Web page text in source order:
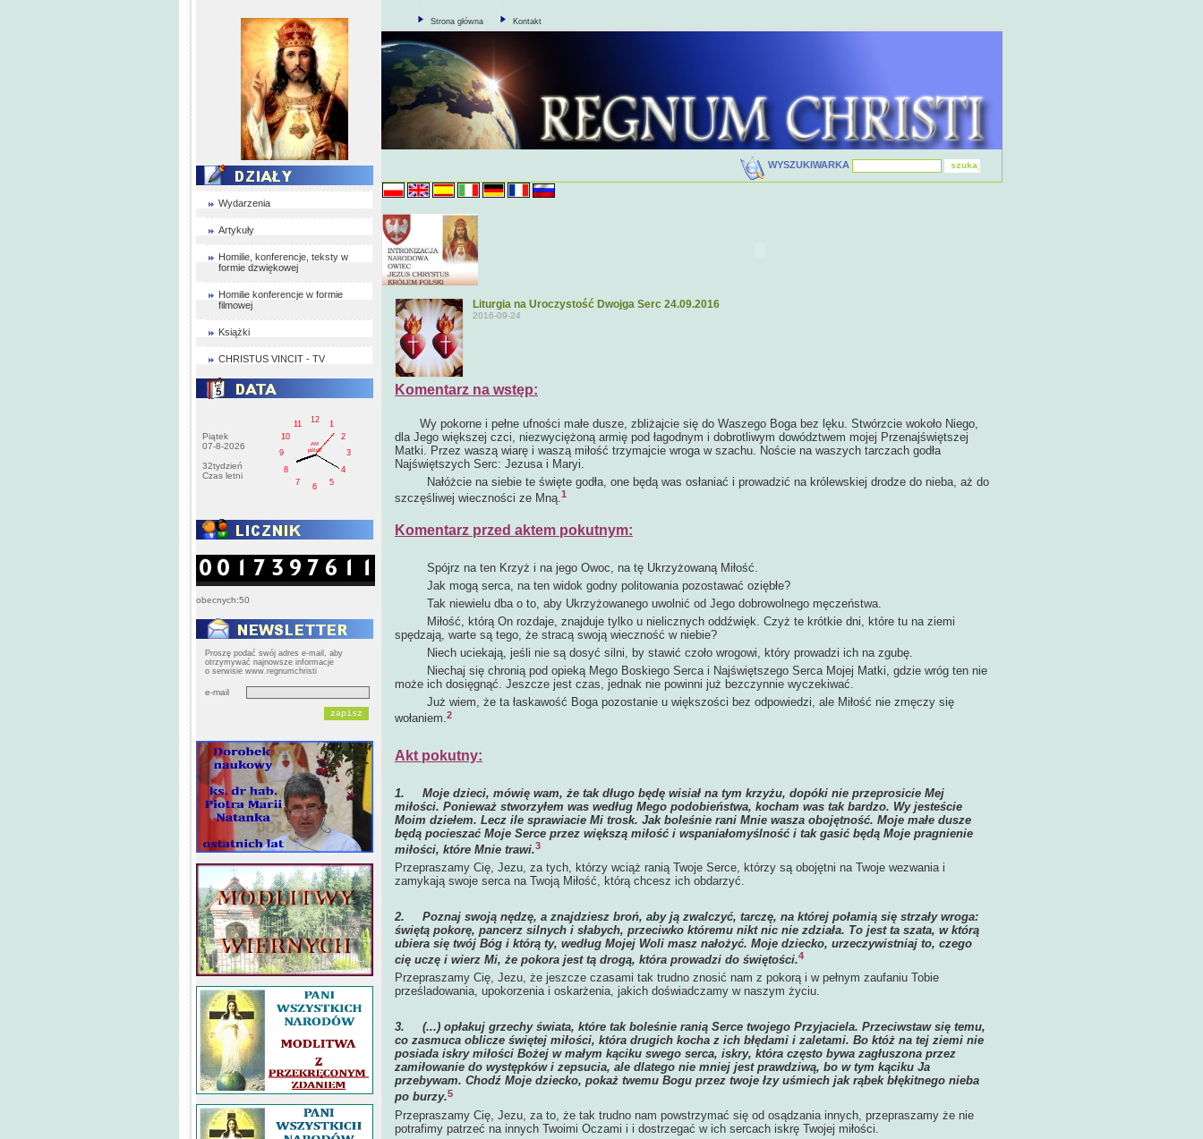
Wydarzenia
Artykuły
Homilie, konferencje, teksty w
formie dzwiękowej
Homilie konferencje w formie
filmowej
Książki
CHRISTUS VINCIT - TV
Piątek
07-8-2026
32tydzień
Czas letni
1
2
3
4
5
6
7
8
9
10
11
12
AM
pištek
obecnych:50
Proszę podać swój adres e-mail, aby
otrzymywać najnowsze informacje
o serwisie www.regnumchristi
e-mail
Strona główna Kontakt
WYSZUKIWARKA
Liturgia na Uroczystość Dwojga Serc 24.09.2016
2016-09-24
Komentarz na wstęp:
Wy pokorne i pełne ufności małe dusze, zbliżajcie się do Waszego Boga bez lęku. Stwórzcie wokoło Niego,
dla Jego większej czci, niezwyciężoną armię pod łagodnym i dobrotliwym dowództwem mojej Przenajświętszej
Matki. Przez waszą wiarę i waszą miłość trzymajcie wroga w szachu. Noście na waszych tarczach godła
Najświętszych Serc: Jezusa i Maryi.
Nałóżcie na siebie te święte godła, one będą was osłaniać i prowadzić na królewskiej drodze do nieba, aż do
szczęśliwej wieczności ze Mną.1
Komentarz przed aktem pokutnym:
Spójrz na ten Krzyż i na jego Owoc, na tę Ukrzyżowaną Miłość.
Jak mogą serca, na ten widok godny politowania pozostawać oziębłe?
Tak niewielu dba o to, aby Ukrzyżowanego uwolnić od Jego dobrowolnego męczeństwa.
Miłość, którą On rozdaje, znajduje tylko u nielicznych oddźwięk. Czyż te krótkie dni, które tu na ziemi
spędzają, warte są tego, że stracą swoją wieczność w niebie?
Niech uciekają, jeśli nie są dosyć silni, by stawić czoło wrogowi, który prowadzi ich na zgubę.
Niechaj się chronią pod opieką Mego Boskiego Serca i Najświętszego Serca Mojej Matki, gdzie wróg ten nie
może ich dosięgnąć. Jeszcze jest czas, jednak nie powinni już bezczynnie wyczekiwać.
Już wiem, że ta łaskawość Boga pozostanie u większości bez odpowiedzi, ale Miłość nie zmęczy się
wołaniem.2
Akt pokutny:
1. Moje dzieci, mówię wam, że tak długo będę wisiał na tym krzyżu, dopóki nie przeprosicie Mej
miłości. Ponieważ stworzyłem was według Mego podobieństwa, kocham was tak bardzo. Wy jesteście
Moim dziełem. Lecz ile sprawiacie Mi trosk. Jak boleśnie rani Mnie wasza obojętność. Moje małe dusze
będą pocieszać Moje Serce przez większą miłość i wspaniałomyślność i tak gasić będą Moje pragnienie
miłości, które Mnie trawi.3
Przepraszamy Cię, Jezu, za tych, którzy wciąż ranią Twoje Serce, którzy są obojętni na Twoje wezwania i
zamykają swoje serca na Twoją Miłość, którą chcesz ich obdarzyć.
2. Poznaj swoją nędzę, a znajdziesz broń, aby ją zwalczyć, tarczę, na której połamią się strzały wroga:
świętą pokorę, pancerz silnych i słabych, przeciwko któremu nikt nic nie zdziała. To jest ta szata, w którą
ubiera się twój Bóg i którą ty, według Mojej Woli masz nałożyć. Moje dziecko, urzeczywistniaj to, czego
cię uczę i wierz Mi, że pokora jest tą drogą, która prowadzi do świętości.4
Przepraszamy Cię, Jezu, że jeszcze czasami tak trudno znosić nam z pokorą i w pełnym zaufaniu Tobie
prześladowania, upokorzenia i oskarżenia, jakich doświadczamy w naszym życiu.
3. (...) opłakuj grzechy świata, które tak boleśnie ranią Serce twojego Przyjaciela. Przeciwstaw się temu,
co zasmuca oblicze świętej miłości, która drugich kocha z ich błędami i zaletami. Bo któż na tej ziemi nie
posiada iskry miłości Bożej w małym kąciku swego serca, iskry, która często bywa zagłuszona przez
zamiłowanie do występków i zepsucia, ale dlatego nie mniej jest prawdziwą, bo w tym kąciku Ja
przebywam. Chodź Moje dziecko, pokaż twemu Bogu przez twoje łzy uśmiech jak rąbek błękitnego nieba
po burzy.5
Przepraszamy Cię, Jezu, za to, że tak trudno nam powstrzymać się od osądzania innych, przepraszamy że nie
potrafimy patrzeć na innych Twoimi Oczami i i dostrzegać w ich sercach iskrę Twojej miłości.